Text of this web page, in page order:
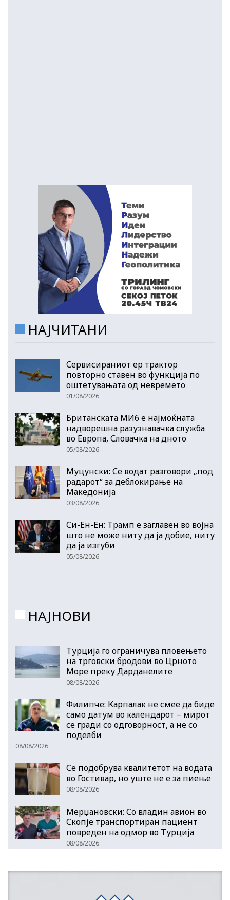
НАЈЧИТАНИ
Сервисираниот ер трактор
повторно ставен во функција по
оштетувањата од невремето
01/08/2026
Британската МИ6 е најмоќната
надворешна разузнавачка служба
во Европа, Словачка на дното
05/08/2026
Муцунски: Се водат разговори „под
радарот“ за деблокирање на
Македонија
03/08/2026
Си-Ен-Ен: Трамп е заглавен во војна
што не може ниту да ја добие, ниту
да ја изгуби
05/08/2026
НАЈНОВИ
Турција го ограничува пловењето
на трговски бродови во Црното
Море преку Дарданелите
08/08/2026
Филипче: Карпалак не смее да биде
само датум во календарот – мирот
се гради со одговорност, а не со
поделби
08/08/2026
Се подобрува квалитетот на водата
во Гостивар, но уште не е за пиење
08/08/2026
Мерџановски: Со владин авион во
Скопје транспортиран пациент
повреден на одмор во Турција
08/08/2026